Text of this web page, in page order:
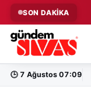
SON DAKİKA
Ter Döktü
🕒 7 Ağustos 07:09